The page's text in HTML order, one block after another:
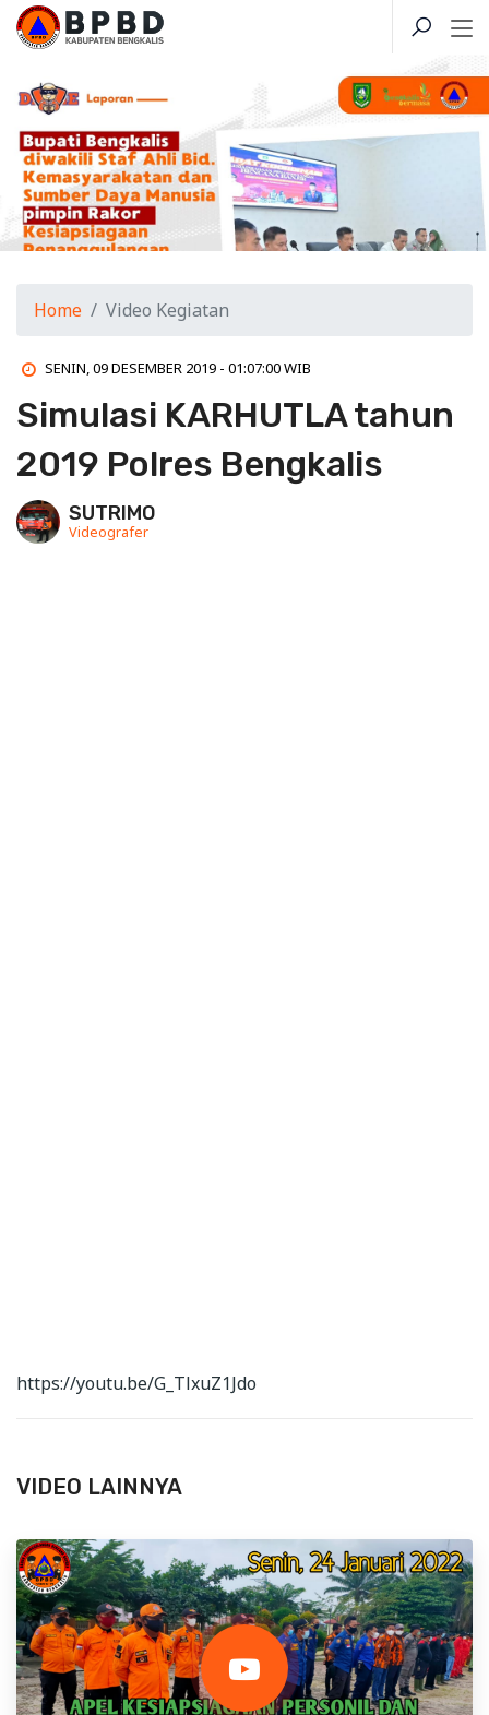
Home Video Kegiatan
SENIN, 09 DESEMBER 2019 - 01:07:00 WIB
Simulasi KARHUTLA tahun
2019 Polres Bengkalis
SUTRIMO
Videografer
https://youtu.be/G_TlxuZ1Jdo
VIDEO LAINNYA